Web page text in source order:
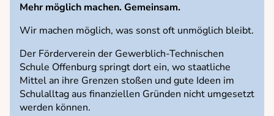
Stundenplan
Schließfächer
Formulare
Mehr möglich machen. Gemeinsam.
Wir machen möglich, was sonst oft unmöglich bleibt.
Der Förderverein der Gewerblich-Technischen
Schule Offenburg springt dort ein, wo staatliche
Mittel an ihre Grenzen stoßen und gute Ideen im
Schulalltag aus finanziellen Gründen nicht umgesetzt
werden können.